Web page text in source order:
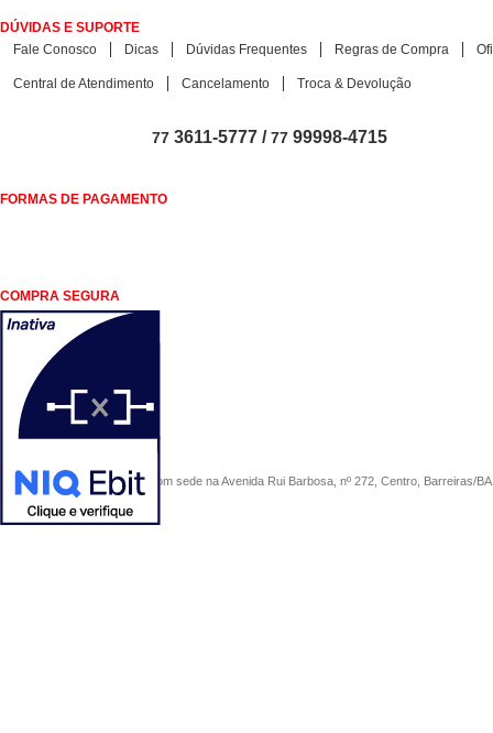
DÚVIDAS E SUPORTE
Fale Conosco
Dicas Dúvidas Frequentes Regras de Compra
Central de Atendimento Cancelamento Troca & Devolução
77 3611-5777 /77 99998-4715
FORMAS DE PAGAMENTO
COMPRA SEGURA
COMERCIAL SÃO PAULO, com sede na Avenida Rui Barbosa, nº 272, Centro, Barreiras/